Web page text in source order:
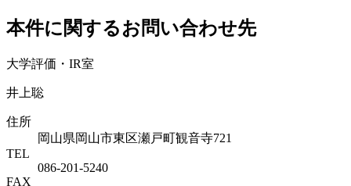
本件に関するお問い合わせ先
大学評価・IR室
井上聡
住所
岡山県岡山市東区瀬戸町観音寺721
TEL
086-201-5240
FAX